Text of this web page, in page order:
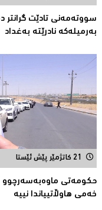
بەرمیلەکە نادرێتە بەغداد
21 کاتژمێر پێش ئێستا
حكومەتی ماوەبەسەرچوو
خەمى هاوڵاتییاندا نییە